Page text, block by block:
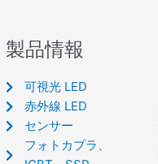
製品情報
可視光 LED
赤外線 LED
センサー
フォトカプラ、